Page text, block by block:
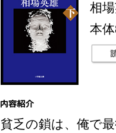
相
本
貧乏の鎖は、俺で最